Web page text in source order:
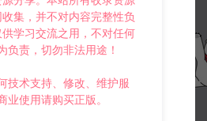
集，并不对内容完整性负
学习交流之用，不对任何
负责，切勿非法用途！
技术支持、修改、维护服
业使用请购买正版。